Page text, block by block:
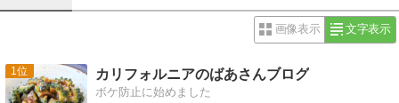
画像表示 文字表示
1 カリフォルニアのばあさんブログ
ボケ防止に始めました